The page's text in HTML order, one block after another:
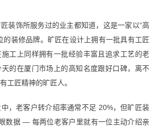
装饰所服务过的业主都知道，这是一家以“高
的装修品牌。旷匠在设计上拥有一批具有工匠
工上同样拥有一批经验丰富且追求工艺的老
的在厦门市场上的高知名度跟好口碑，离不
工匠精神的旷匠人。
，老客户转介绍率通常不足 20%，但旷匠装
数据 — 每两位老客户里就有一位主动介绍亲